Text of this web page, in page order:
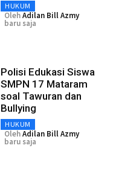
HUKUM
OlehAdilan Bill Azmy
baru saja
Polisi Edukasi Siswa
SMPN 17 Mataram
soal Tawuran dan
Bullying
HUKUM
OlehAdilan Bill Azmy
baru saja